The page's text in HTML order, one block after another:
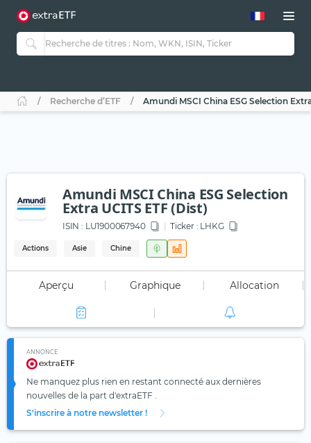
Recherche d’ETF Amundi MSCI China ESG Selection
Amundi MSCI China ESG Selection
Extra UCITS ETF (Dist)
ISIN : LU1900067940 Ticker : LHKG
Actions Asie Chine
Aperçu Graphique Allocation
ANNONCE
Ne manquez plus rien en restant connecté aux dernières
nouvelles de la part d'extraETF .
S'inscrire à notre newsletter !